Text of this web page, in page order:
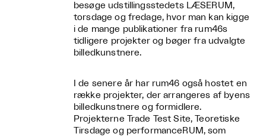
besøge udstillingsstedets LÆSERUM,
torsdage og fredage, hvor man kan kigge
i de mange publikationer fra rum46s
tidligere projekter og bøger fra udvalgte
billedkunstnere.
I de senere år har rum46 også hostet en
række projekter, der arrangeres af byens
billedkunstnere og formidlere.
Projekterne Trade Test Site, Teoretiske
Tirsdage og performanceRUM, som